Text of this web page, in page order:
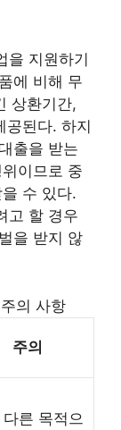
을 지원하기
에 비해 무
상환기간,
공된다. 하지
출을 받는
이므로 중
수 있다.
고 할 경우
을 받지 않
의 사항
주의
다른 목적으